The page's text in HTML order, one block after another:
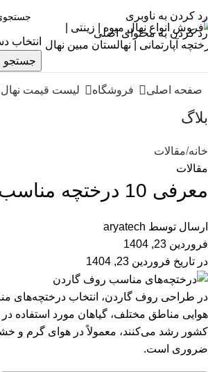
رد کردن به ناوبری
رد کردن به محتوای اصلی
انتخاب
جستجو
صفحه اصلی فروشگاه لیست قیمت نهال
بلاگ
خانه مقالات
مقالات
معرفی 10 درختچه مناسب روف گاردن
ارسال توسط aryatech
فروردین 23, 1404
در تاریخ فروردین 23, 1404
در طراحی روف گاردن، انتخاب درختچه‌های
هوایی مناطق مختلف، گیاهان مورد استفاده
کشور رشد می‌کنند، معمولاً در هوای گرم و
ضروری است.